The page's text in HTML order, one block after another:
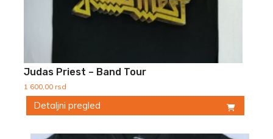
Judas Priest – Band Tour
1 600,00 rsd
Detaljni pregled